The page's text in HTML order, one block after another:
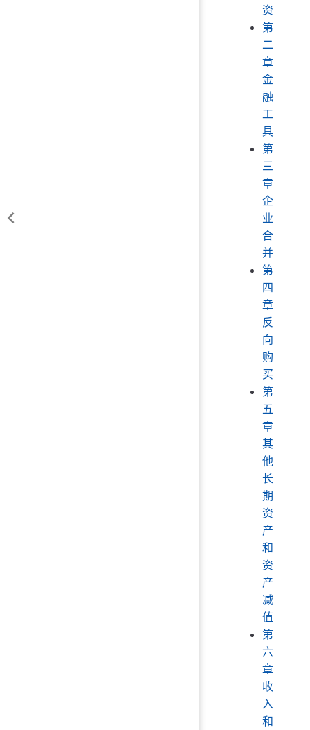
资
第
二
章
金
融
工
具
第
三
章
企
业
合
并
第
四
章
反
向
购
买
第
五
章
其
他
长
期
资
产
和
资
产
减
值
第
六
章
收
入
和